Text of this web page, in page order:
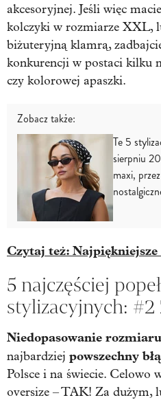
akcesoryjnej. Jeśli więc
kolczyki w rozmiarze XXL,
biżuteryjną klamrą,
konkurencji w postaci kilku
czy kolorowej apaszki.
Zobacz także:
Te 5
sierpniu
maxi,
Czytaj też:
5 najczęściej
stylizacyjnych: #2
Niedopasowanie
najbardziej powszechny
Polsce i na świecie. Celowo
oversize – TAK! Za dużym,